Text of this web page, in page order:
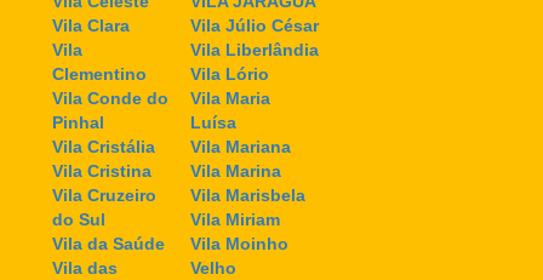
Vila Clara
Vila
Clementino
Vila Conde do
Pinhal
Vila Cristália
Vila Cristina
Vila Cruzeiro
do Sul
Vila da Saúde
Vila das
Vila Júlio César
Vila Liberlândia
Vila Lório
Vila Maria
Luísa
Vila Mariana
Vila Marina
Vila Marisbela
Vila Miriam
Vila Moinho
Velho